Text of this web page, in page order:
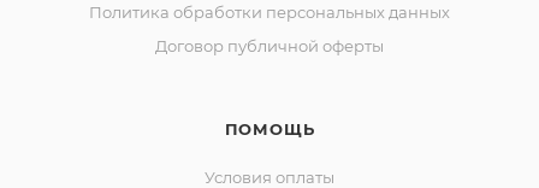
Политика обработки персональных данных
Договор публичной оферты
ПОМОЩЬ
Условия оплаты